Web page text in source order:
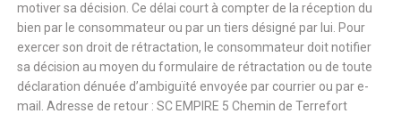
motiver sa décision. Ce délai court à compter de la réception du
bien par le consommateur ou par un tiers désigné par lui. Pour
exercer son droit de rétractation, le consommateur doit notifier
sa décision au moyen du formulaire de rétractation ou de toute
déclaration dénuée d’ambiguïté envoyée par courrier ou par e-
mail. Adresse de retour : SC EMPIRE 5 Chemin de Terrefort